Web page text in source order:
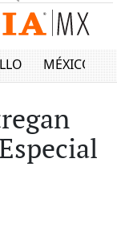
MÉXICO